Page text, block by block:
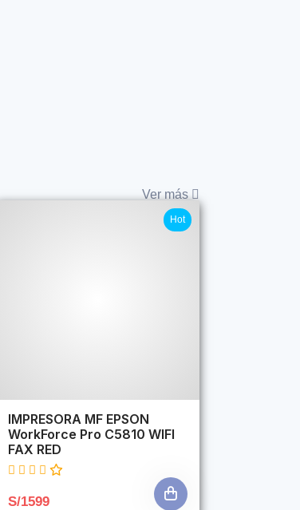
Ver más
Hot
IMPRESORA MF EPSON
WorkForce Pro C5810 WIFI
FAX RED
S/1599